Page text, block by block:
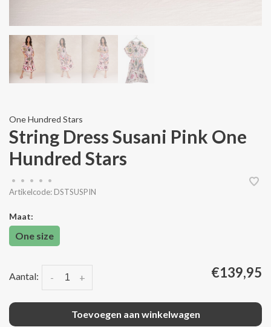
One Hundred Stars
String Dress Susani Pink One
Hundred Stars
• • • •
•
Artikelcode: DSTSUSPIN
Maat:
One size
Aantal: +
- €139,95
Toevoegen aan winkelwagen